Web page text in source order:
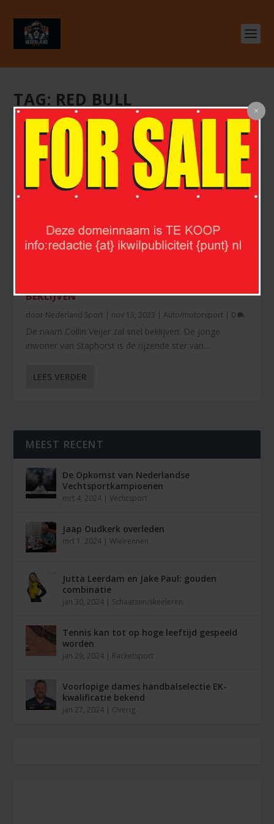
TAG: RED BULL
BEKLIJVEN
door Nederland Sport | nov 13, 2023 |Auto/motorsport | 0
De naam Collin Veijer zal snel beklijven. De jonge
inwoner van Staphorst is de rijzende ster van...
LEES VERDER
MEEST RECENT
De Opkomst van Nederlandse
Vechtsportkampioenen
mrt 4, 2024 |Vechtsport
Jaap Oudkerk overleden
mrt 1, 2024 | Wielrennen
Jutta Leerdam en Jake Paul: gouden
combinatie
jan 30, 2024 | Schaatsen/skeeleren
Tennis kan tot op hoge leeftijd gespeeld
worden
jan 29, 2024 | Racketsport
Voorlopige dames handbalselectie EK-
kwalificatie bekend
jan 27, 2024 | Overig